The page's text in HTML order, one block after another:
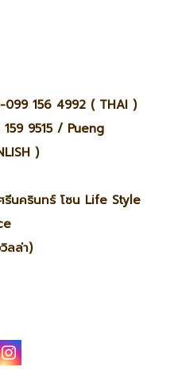
156 4992 ( THAI )
9515 / Pueng
)
นครินทร์ โซน Life Style
ลล่า)